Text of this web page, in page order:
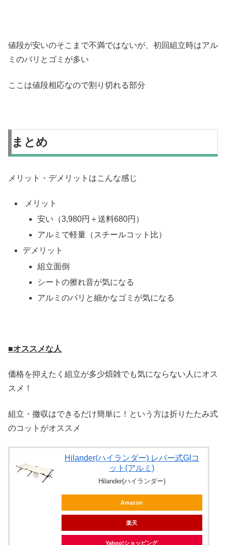
値段が安いのそこまで不満ではないが、初回組立時はアル
ミのバリとゴミが多い
ここは値段相応なので割り切れる部分
まとめ
メリット・デメリットはこんな感じ
メリット
安い（3,980円＋送料680円）
アルミで軽量（スチールコット比）
デメリット
組立面倒
シートの擦れ音が気になる
アルミのバリと細かなゴミが気になる
■オススメな人
価格を抑えたく組立が多少煩雑でも気にならない人にオス
スメ！
組立・撤収はできるだけ簡単に！という方は折りたたみ式
のコットがオススメ
Hilander(ハイランダー) レバー式GIコ
ット(アルミ)
Hilander(ハイランダー)
Amazon
楽天
Yahoo!ショッピング